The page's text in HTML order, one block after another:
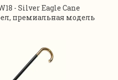
- Silver Eagle Cane
премиальная модель